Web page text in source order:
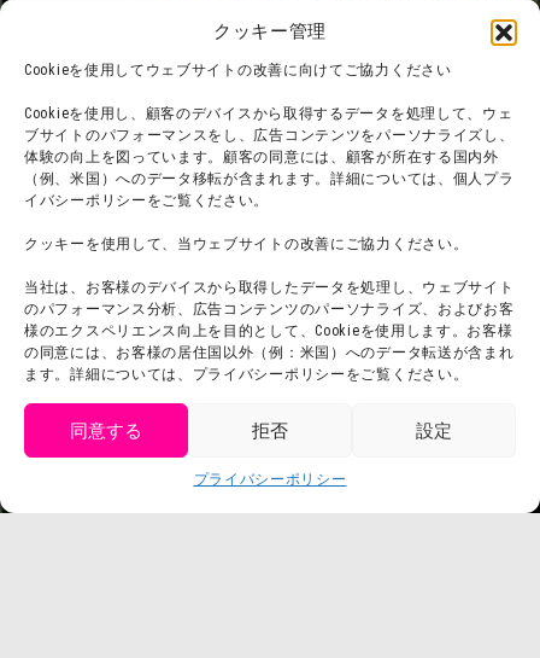
クッキー管理
Cookieを使用してウェブサイトの改善に向けてご協力ください
Cookieを使用し、顧客のデバイスから取得するデータを処理して、ウェ
ブサイトのパフォーマンスをし、広告コンテンツをパーソナライズし、
体験の向上を図っています。顧客の同意には、顧客が所在する国内外
（例、米国）へのデータ移転が含まれます。詳細については、個人プラ
イバシーポリシーをご覧ください。
クッキーを使用して、当ウェブサイトの改善にご協力ください。
当社は、お客様のデバイスから取得したデータを処理し、ウェブサイト
のパフォーマンス分析、広告コンテンツのパーソナライズ、およびお客
様のエクスペリエンス向上を目的として、Cookieを使用します。お客様
の同意には、お客様の居住国以外（例：米国）へのデータ転送が含まれ
ます。詳細については、プライバシーポリシーをご覧ください。
同意する 拒否 設定
プライバシーポリシー
団体利用について
お問い合わせ
利用規約
プライバシーポリシー
プレスリリース
メディア掲載実績
会社概要
スタッフ募集